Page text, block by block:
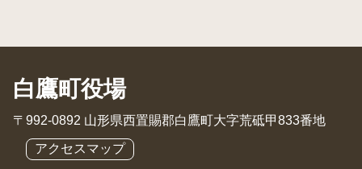
白鷹町役場
〒992-0892 山形県西置賜郡白鷹町大字荒砥甲833番地
アクセスマップ